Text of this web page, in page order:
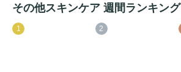
その他スキンケア 週間ランキング
1 2